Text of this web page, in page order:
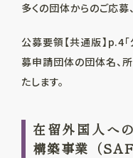
多くの団体からのご応募
公募要領【共通版】p.4
募申請団体の団体名、
たします。
在留外国人へ
構築事業（